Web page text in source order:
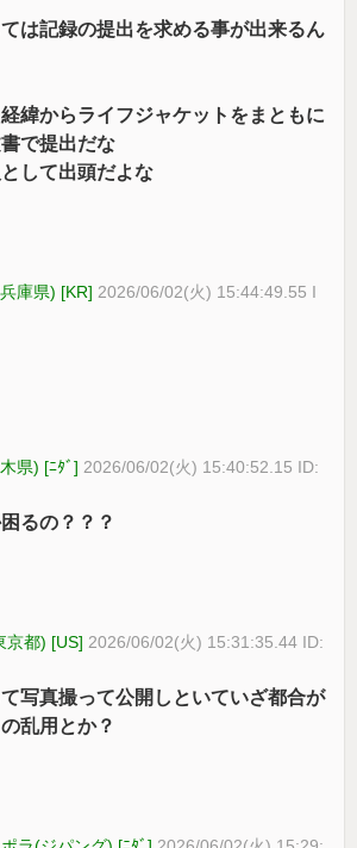
は記録の提出を求める事が出来るん
緯からライフジャケットをまともに
で提出だな
して出頭だよな
庫県) [KR] 2026/06/02(火) 15:44:49.55 I
県) [ﾆﾀﾞ] 2026/06/02(火) 15:40:52.15 ID:
るの？？？
京都) [US] 2026/06/02(火) 15:31:35.44 ID:
写真撮って公開しといていざ都合が
乱用とか？